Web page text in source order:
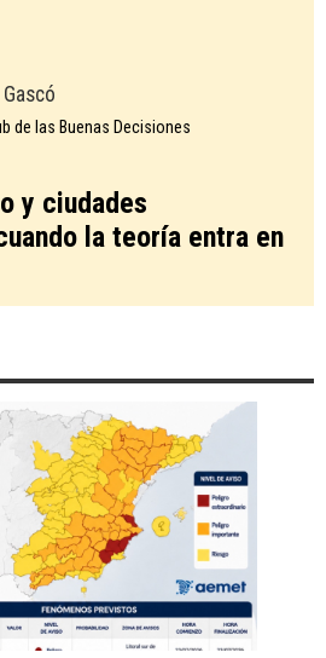
de las Buenas Decisiones
y ciudades
la teoría entra en